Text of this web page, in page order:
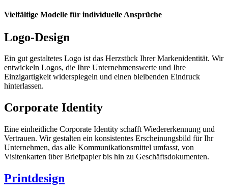
Vielfältige Modelle für individuelle Ansprüche
Logo-Design
Ein gut gestaltetes Logo ist das Herzstück Ihrer Markenidentität. Wir
entwickeln Logos, die Ihre Unternehmenswerte und Ihre
Einzigartigkeit widerspiegeln und einen bleibenden Eindruck
hinterlassen.
Corporate Identity
Eine einheitliche Corporate Identity schafft Wiedererkennung und
Vertrauen. Wir gestalten ein konsistentes Erscheinungsbild für Ihr
Unternehmen, das alle Kommunikationsmittel umfasst, von
Visitenkarten über Briefpapier bis hin zu Geschäftsdokumenten.
Printdesign